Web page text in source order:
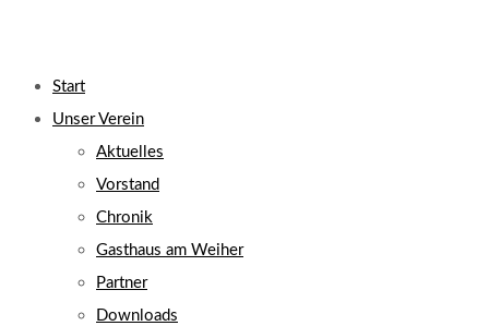
Start
Unser Verein
Aktuelles
Vorstand
Chronik
Gasthaus am Weiher
Partner
Downloads